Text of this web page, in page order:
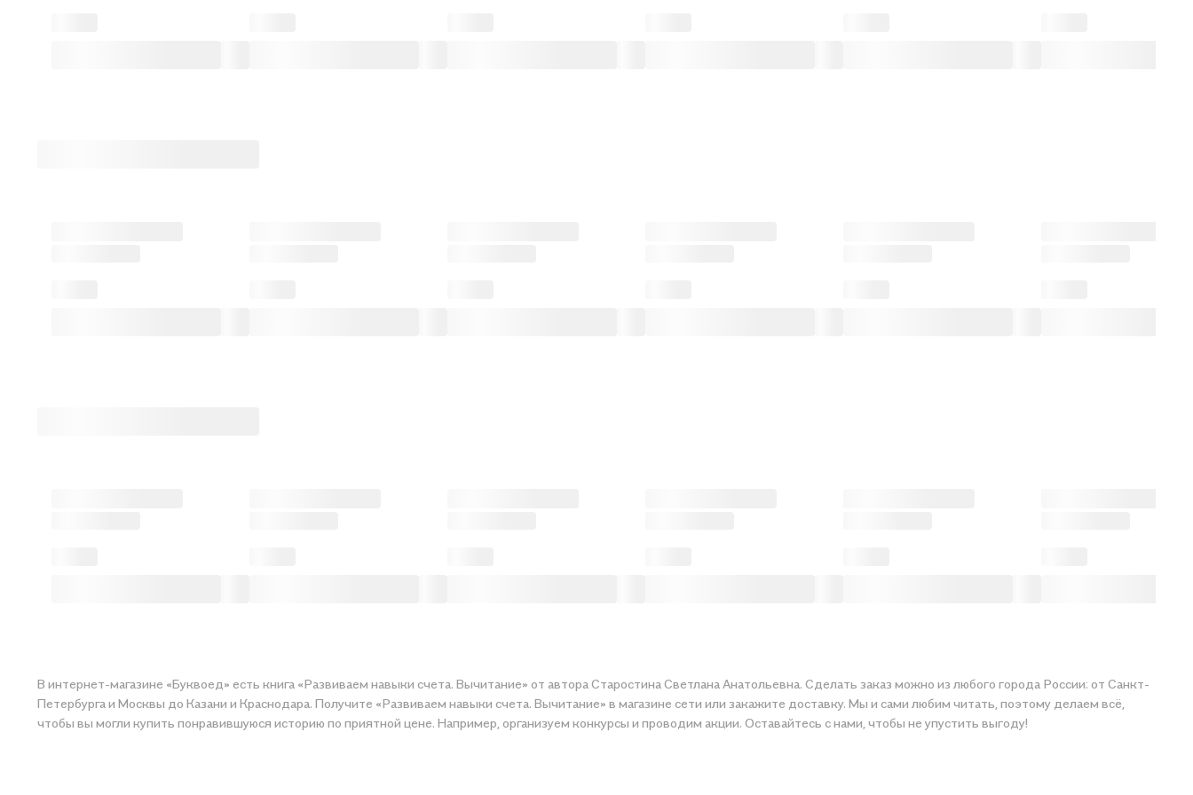
В интернет-магазине «Буквоед» есть книга «Развиваем навыки счета. Вычитание» от автора Старостина Светлана Анатольевна. Сделать заказ можно из любого города России: от Санкт-
Петербурга и Москвы до Казани и Краснодара. Получите «Развиваем навыки счета. Вычитание» в магазине сети или закажите доставку. Мы и сами любим читать, поэтому делаем всё,
чтобы вы могли купить понравившуюся историю по приятной цене. Например, организуем конкурсы и проводим акции. Оставайтесь с нами, чтобы не упустить выгоду!